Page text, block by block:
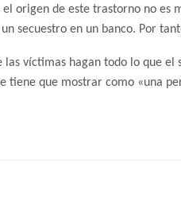
el origen de este trastorno no es
secuestro en un banco. Por
víctimas hagan todo lo que
tiene que mostrar como «una